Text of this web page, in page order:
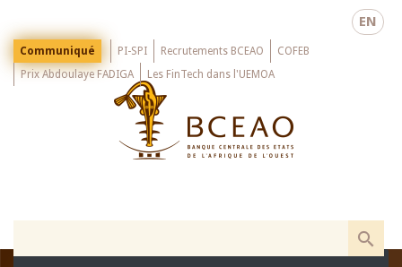
main
content
EN
Menu
Top
Communiqué PI-SPI Recrutements BCEAO
COFEB
Prix Abdoulaye FADIGA
Les FinTech dans l'UEMOA